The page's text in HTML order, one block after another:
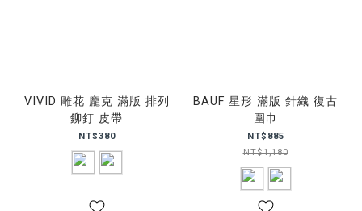
VIVID 雕花 龐克 滿版 排列
鉚釘 皮帶
NT$380
BAUF 星形 滿版 針織 復古
圍巾
NT$885
NT$1,180